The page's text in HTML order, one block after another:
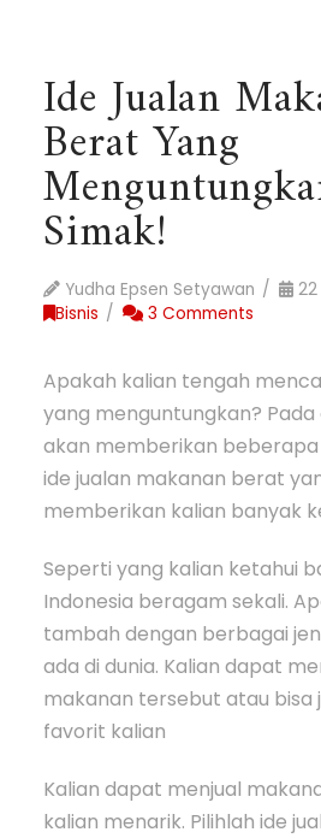
Ide Jualan
Berat Yang
Simak!
Yudha Epsen Setyawan
Bisnis
3 Comments
Apakah kalian tengah
yang menguntungkan?
akan memberikan
ide jualan makanan berat
memberikan kalian banyak
Seperti yang kalian ketahui
Indonesia beragam sekali.
tambah dengan berbagai
ada di dunia. Kalian dapat
makanan tersebut atau bisa
favorit kalian
Kalian dapat menjual
kalian menarik. Pilihlah ide